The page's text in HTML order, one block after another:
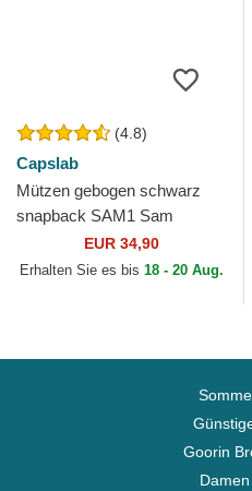
(4.8)
Capslab
Mützen gebogen schwarz
snapback SAM1 Sam
Bigotes Looney Tunes von
Capslab
EUR 34,90
Erhalten Sie es bis 18 - 20 Aug.
Goorin